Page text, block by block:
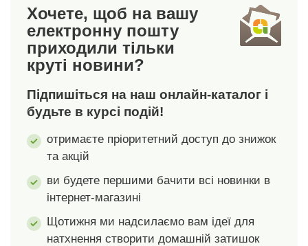
ручками для
перенесення.
Хочете, щоб на вашу
електронну пошту
приходили тільки
круті новини?
Підпишіться на наш онлайн-каталог і
будьте в курсі подій!
отримаєте пріоритетний доступ до знижок
та акцій
ви будете першими бачити всі новинки в
інтернет-магазині
Щотижня ми надсилаємо вам ідеї для
натхнення створити домашній затишок